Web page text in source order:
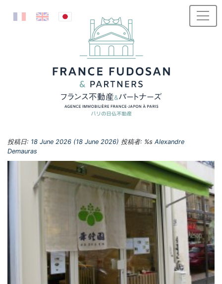
コンテンツへスキップ
投稿日: 18 June 2026 (18 June 2026) 投稿者: %s Alexandre
Demauras